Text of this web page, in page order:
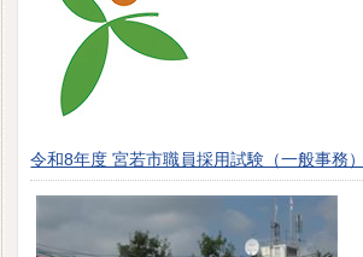
令和8年度 宮若市職員採用試験（一般事務